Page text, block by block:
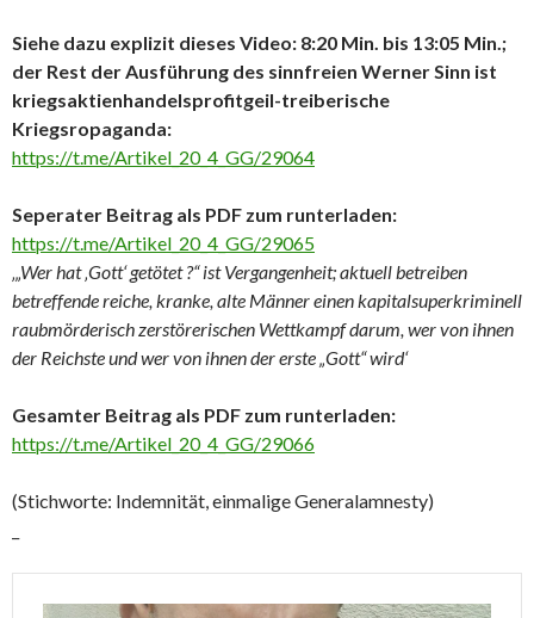
Siehe dazu explizit dieses Video: 8:20 Min. bis 13:05 Min.;
der Rest der Ausführung des sinnfreien Werner Sinn ist
kriegsaktienhandelsprofitgeil-treiberische
Kriegsropaganda:
https://t.me/Artikel_20_4_GG/29064
Seperater Beitrag als PDF zum runterladen:
https://t.me/Artikel_20_4_GG/29065
‚„Wer hat ‚Gott‘ getötet ?“ ist Vergangenheit; aktuell betreiben
betreffende reiche, kranke, alte Männer einen kapitalsuperkriminell
raubmörderisch zerstörerischen Wettkampf darum, wer von ihnen
der Reichste und wer von ihnen der erste „Gott“ wird‘
Gesamter Beitrag als PDF zum runterladen:
https://t.me/Artikel_20_4_GG/29066
(Stichworte: Indemnität, einmalige Generalamnesty)